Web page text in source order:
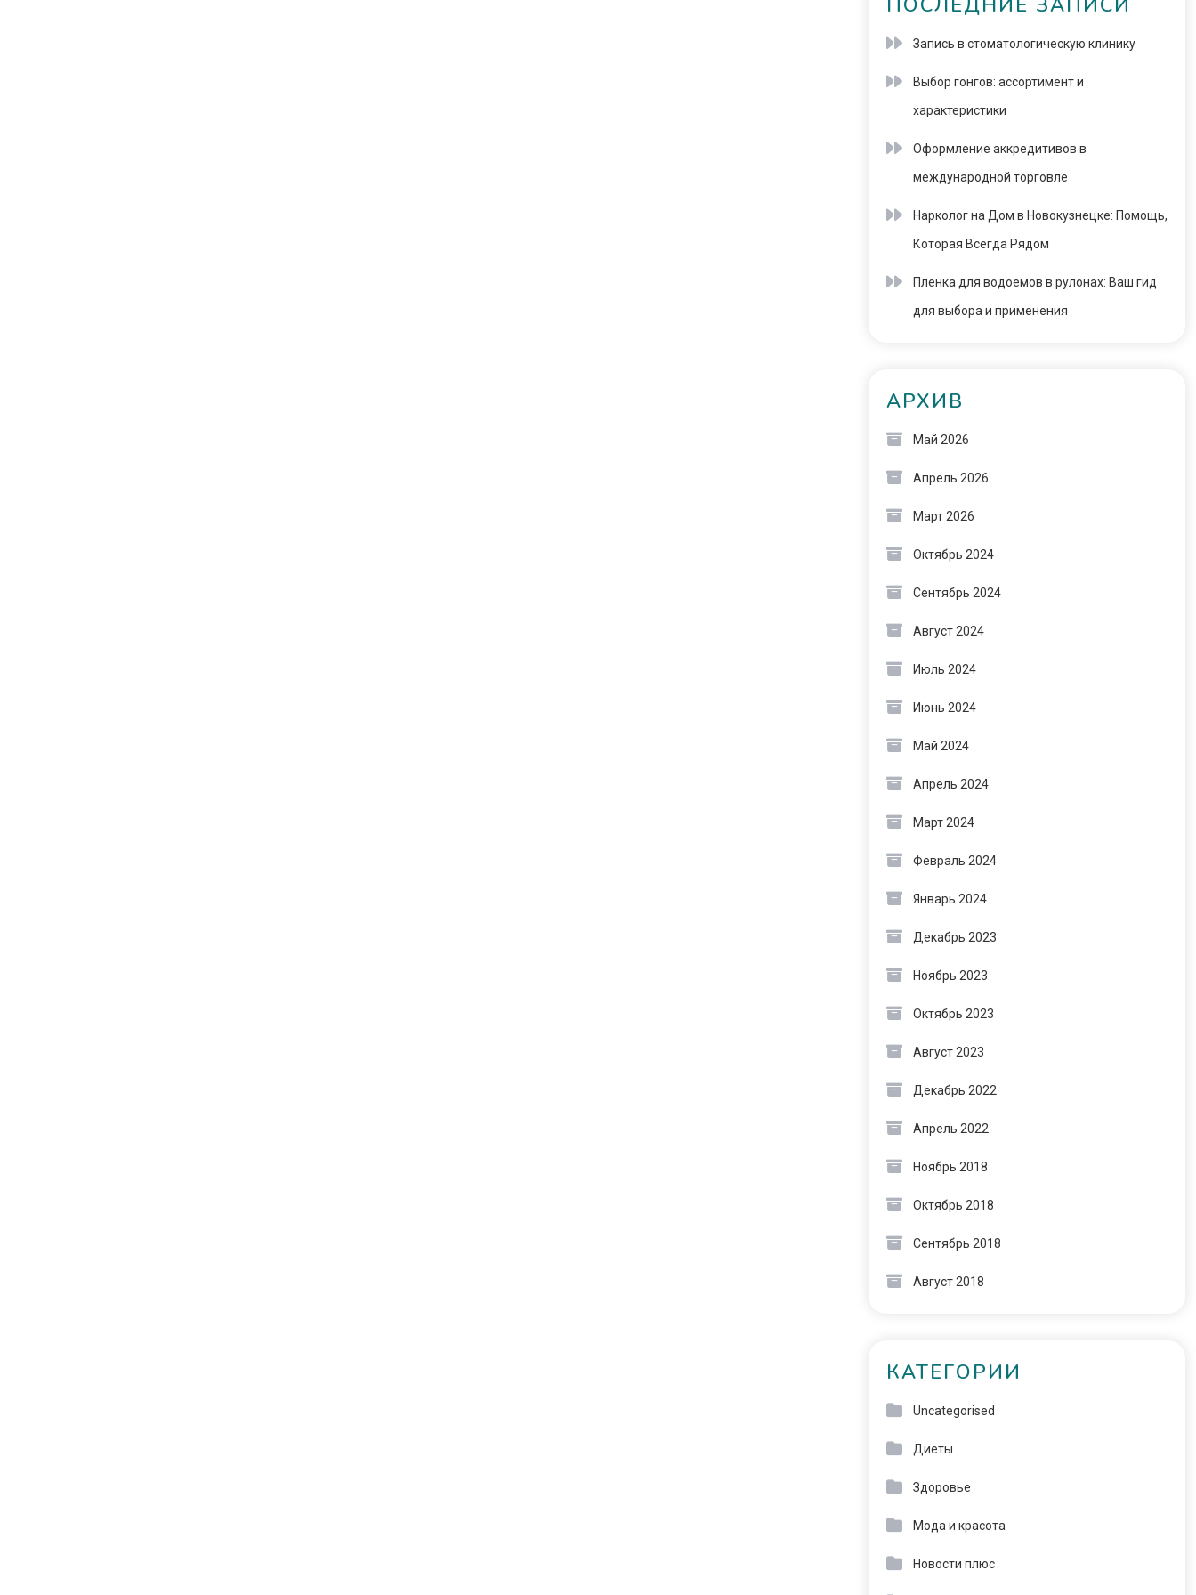
ПОСЛЕДНИЕ ЗАПИСИ
Запись в стоматологическую клинику
Выбор гонгов: ассортимент и
характеристики
Оформление аккредитивов в
международной торговле
Нарколог на Дом в Новокузнецке: Помощь,
Которая Всегда Рядом
Пленка для водоемов в рулонах: Ваш гид
для выбора и применения
АРХИВ
Май 2026
Апрель 2026
Март 2026
Октябрь 2024
Сентябрь 2024
Август 2024
Июль 2024
Июнь 2024
Май 2024
Апрель 2024
Март 2024
Февраль 2024
Январь 2024
Декабрь 2023
Ноябрь 2023
Октябрь 2023
Август 2023
Декабрь 2022
Апрель 2022
Ноябрь 2018
Октябрь 2018
Сентябрь 2018
Август 2018
КАТЕГОРИИ
Uncategorised
Диеты
Здоровье
Мода и красота
Новости плюс